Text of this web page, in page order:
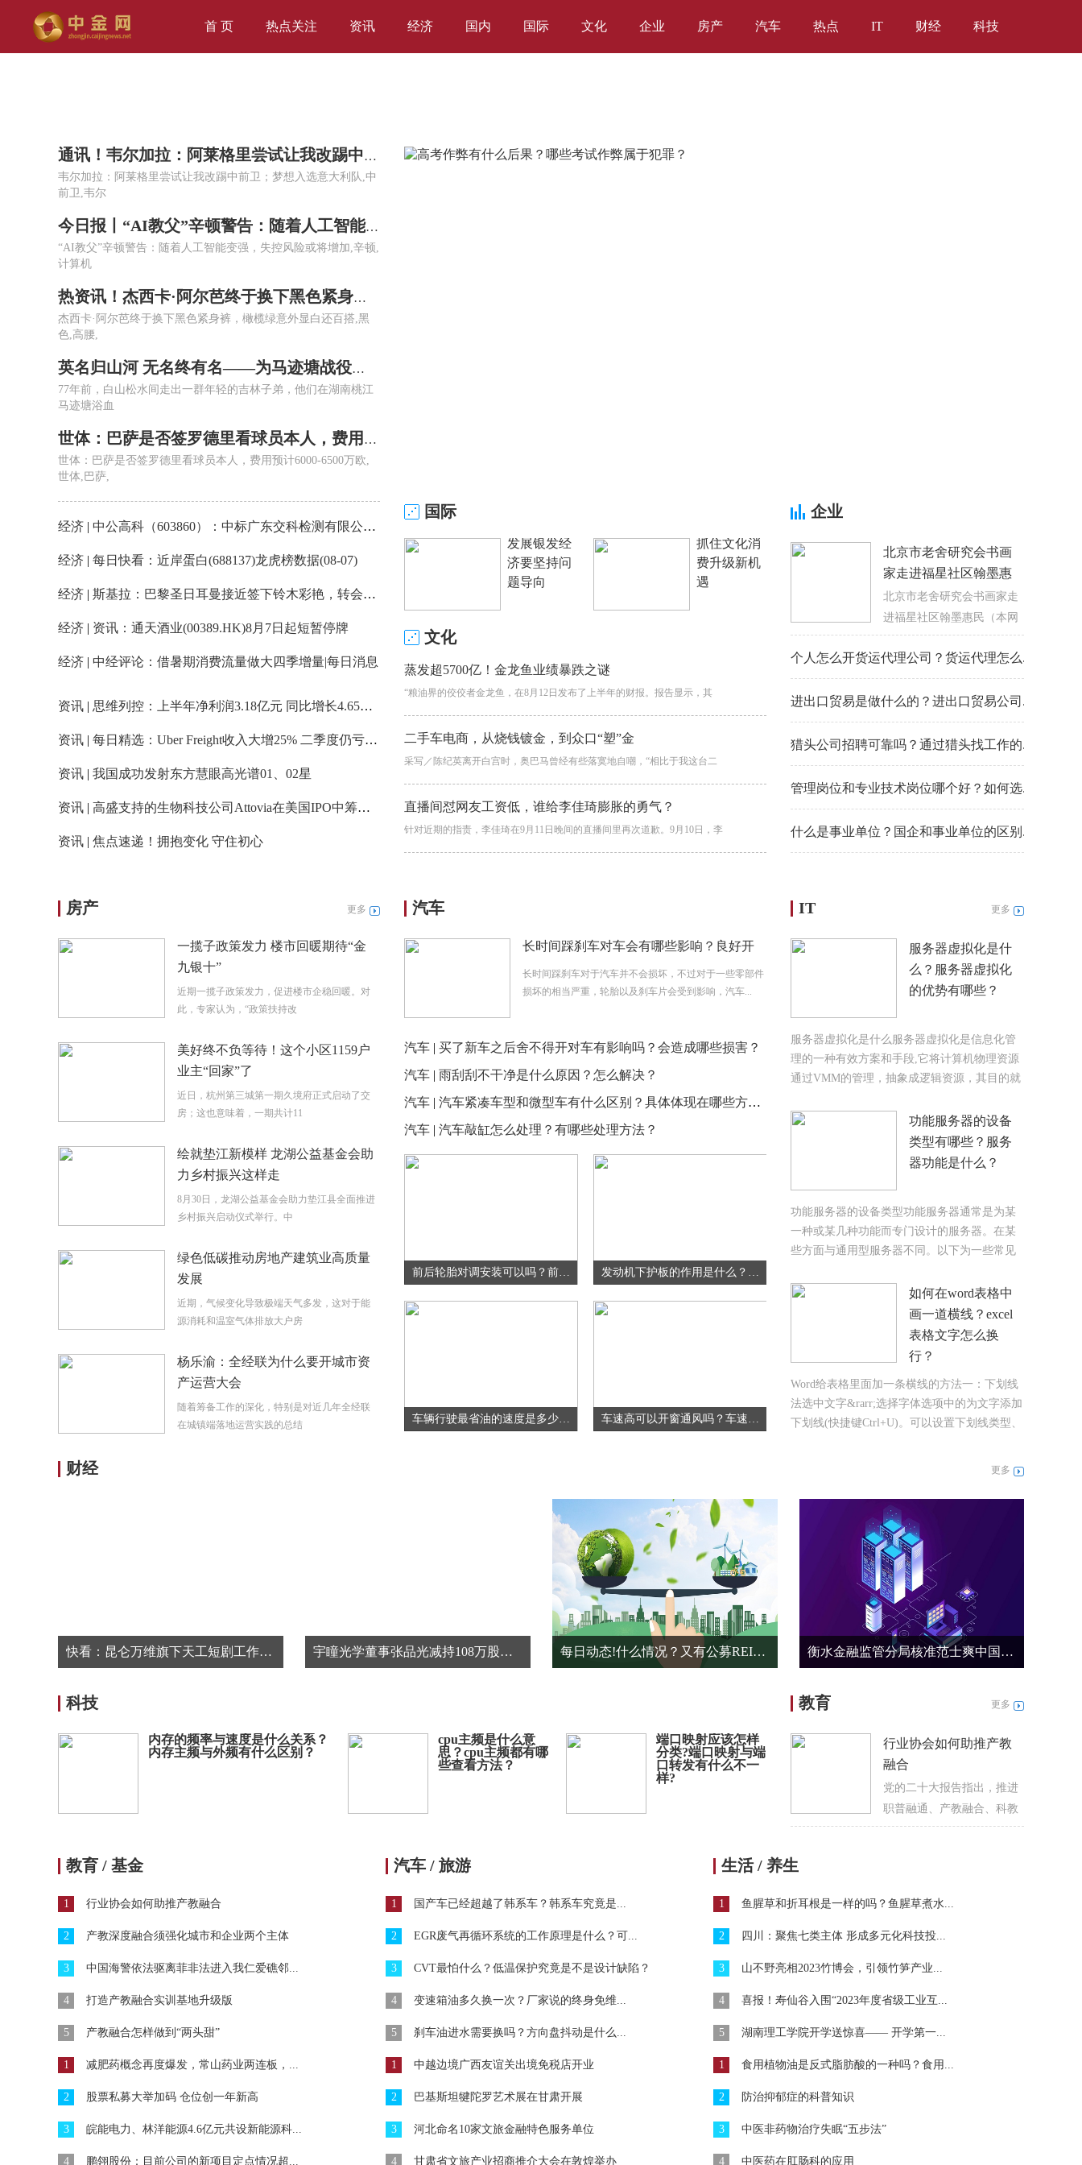
首 页 热点关注 资讯 经济 国内 国际 文化 企业 房产 汽车 热点 IT 财经 科技
通讯！韦尔加拉：阿莱格里尝试让我改踢中前卫；梦想入选意大利队
韦尔加拉：阿莱格里尝试让我改踢中前卫；梦想入选意大利队,中
前卫,韦尔
今日报丨“AI教父”辛顿警告：随着人工智能变强，失控风险或将增加
“AI教父”辛顿警告：随着人工智能变强，失控风险或将增加,辛顿,
计算机
热资讯！杰西卡·阿尔芭终于换下黑色紧身裤，橄榄绿意外显白还百搭
杰西卡·阿尔芭终于换下黑色紧身裤，橄榄绿意外显白还百搭,黑
色,高腰,
英名归山河 无名终有名——为马迹塘战役无名烈士寻亲纪实-每日速讯
77年前，白山松水间走出一群年轻的吉林子弟，他们在湖南桃江
马迹塘浴血
世体：巴萨是否签罗德里看球员本人，费用预计6000-6500万欧
世体：巴萨是否签罗德里看球员本人，费用预计6000-6500万欧,
世体,巴萨,
经济 | 中公高科（603860）：中标广东交科检测有限公司采购项目，中标金额为143.39万元
经济 | 每日快看：近岸蛋白(688137)龙虎榜数据(08-07)
经济 | 斯基拉：巴黎圣日耳曼接近签下铃木彩艳，转会费为3600万欧元|快播报
经济 | 资讯：通天酒业(00389.HK)8月7日起短暂停牌
经济 | 中经评论：借暑期消费流量做大四季增量|每日消息
资讯 | 思维列控：上半年净利润3.18亿元 同比增长4.65%_今头条
资讯 | 每日精选：Uber Freight收入大增25% 二季度仍亏损2400万美元
资讯 | 我国成功发射东方慧眼高光谱01、02星
资讯 | 高盛支持的生物科技公司Attovia在美国IPO中筹集2.89亿美元
资讯 | 焦点速递！拥抱变化 守住初心
国际
发展银发经
济要坚持问
题导向
抓住文化消
费升级新机
遇
文化
蒸发超5700亿！金龙鱼业绩暴跌之谜
“粮油界的佼佼者金龙鱼，在8月12日发布了上半年的财报。报告显示，其
二手车电商，从烧钱镀金，到众口“塑”金
采写／陈纪英离开白宫时，奥巴马曾经有些落寞地自嘲，“相比于我这台二
直播间怼网友工资低，谁给李佳琦膨胀的勇气？
针对近期的指责，李佳琦在9月11日晚间的直播间里再次道歉。9月10日，李
企业
北京市老舍研究会书画
家走进福星社区翰墨惠
民
北京市老舍研究会书画家走
进福星社区翰墨惠民（本网
讯：薄胜朝） 7
个人怎么开货运代理公司？货运代理怎么...
进出口贸易是做什么的？进出口贸易公司...
猎头公司招聘可靠吗？通过猎头找工作的...
管理岗位和专业技术岗位哪个好？如何选...
什么是事业单位？国企和事业单位的区别...
房产 更多
一揽子政策发力 楼市回暖期待“金
九银十”
近期一揽子政策发力，促进楼市企稳回暖。对
此，专家认为，“政策扶持改
美好终不负等待！这个小区1159户
业主“回家”了
近日，杭州第三城第一期久境府正式启动了交
房；这也意味着，一期共计11
绘就垫江新模样 龙湖公益基金会助
力乡村振兴这样走
8月30日，龙湖公益基金会助力垫江县全面推进
乡村振兴启动仪式举行。中
绿色低碳推动房地产建筑业高质量
发展
近期，气候变化导致极端天气多发，这对于能
源消耗和温室气体排放大户房
杨乐渝：全经联为什么要开城市资
产运营大会
随着筹备工作的深化，特别是对近几年全经联
在城镇端落地运营实践的总结
汽车
长时间踩刹车对车会有哪些影响？良好开
车习惯很重要
长时间踩刹车对于汽车并不会损坏，不过对于一些零部件
损坏的相当严重，轮胎以及刹车片会受到影响，汽车...
汽车 | 买了新车之后舍不得开对车有影响吗？会造成哪些损害？
汽车 | 雨刮刮不干净是什么原因？怎么解决？
汽车 | 汽车紧凑车型和微型车有什么区别？具体体现在哪些方面？
汽车 | 汽车敲缸怎么处理？有哪些处理方法？
前后轮胎对调安装可以吗？前后轮胎对调的优势有哪些？ 发动机下护板的作用是什么？发动机下护板的功能
车辆行驶最省油的速度是多少？车辆行驶有哪些省油的方法？ 车速高可以开窗通风吗？车速过高打开车窗有哪些危害？
IT 更多
服务器虚拟化是什
么？服务器虚拟化
的优势有哪些？
服务器虚拟化是什么服务器虚拟化是信息化管
理的一种有效方案和手段,它将计算机物理资源
通过VMM的管理，抽象成逻辑资源，其目的就
功能服务器的设备
类型有哪些？服务
器功能是什么？
功能服务器的设备类型功能服务器通常是为某
一种或某几种功能而专门设计的服务器。在某
些方面与通用型服务器不同。以下为一些常见
如何在word表格中
画一道横线？excel
表格文字怎么换
行？
Word给表格里面加一条横线的方法一：下划线
法选中文字&rarr;选择字体选项中的为文字添加
下划线(快捷键Ctrl+U)。可以设置下划线类型、
财经 更多
快看：昆仑万维旗下天工短剧工作台接入Seedance 2.5 宇瞳光学董事张品光减持108万股，减持金额1898.64万元 每日动态!什么情况？又有公募REITs上市首日盘中破发 衡水金融监管分局核准范士爽中国建设银行股份有限公司衡水分行行长任职资格 最新快讯
科技
内存的频率与速度是什么关系？
内存主频与外频有什么区别？
cpu主频是什么意
思？cpu主频都有哪
些查看方法？
端口映射应该怎样
分类?端口映射与端
口转发有什么不一
样?
教育 更多
行业协会如何助推产教
融合
党的二十大报告指出，推进
职普融通、产教融合、科教
融汇，优化职业教育
教育 / 基金
1 行业协会如何助推产教融合
2 产教深度融合须强化城市和企业两个主体
3 中国海警依法驱离菲非法进入我仁爱礁邻...
4 打造产教融合实训基地升级版
5 产教融合怎样做到“两头甜”
1 减肥药概念再度爆发，常山药业两连板，...
2 股票私募大举加码 仓位创一年新高
3 皖能电力、林洋能源4.6亿元共设新能源科...
4 鹏翎股份：目前公司的新项目定点情况超...
汽车 / 旅游
1 国产车已经超越了韩系车？韩系车究竟是...
2 EGR废气再循环系统的工作原理是什么？可...
3 CVT最怕什么？低温保护究竟是不是设计缺陷？
4 变速箱油多久换一次？厂家说的终身免维...
5 刹车油进水需要换吗？方向盘抖动是什么...
1 中越边境广西友谊关出境免税店开业
2 巴基斯坦犍陀罗艺术展在甘肃开展
3 河北命名10家文旅金融特色服务单位
4 甘肃省文旅产业招商推介大会在敦煌举办
生活 / 养生
1 鱼腥草和折耳根是一样的吗？鱼腥草煮水...
2 四川：聚焦七类主体 形成多元化科技投...
3 ​山不野亮相2023竹博会，引领竹笋产业...
4 喜报！寿仙谷入围“2023年度省级工业互...
5 湖南理工学院开学送惊喜—— 开学第一...
1 食用植物油是反式脂肪酸的一种吗？食用...
2 防治抑郁症的科普知识
3 中医非药物治疗失眠“五步法”
4 中医药在肛肠科的应用